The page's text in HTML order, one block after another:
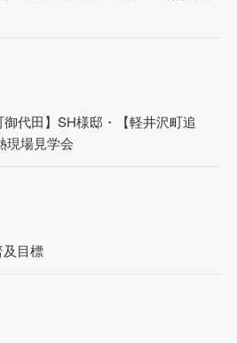
代田】SH様邸・【軽井沢町追
場見学会
目標